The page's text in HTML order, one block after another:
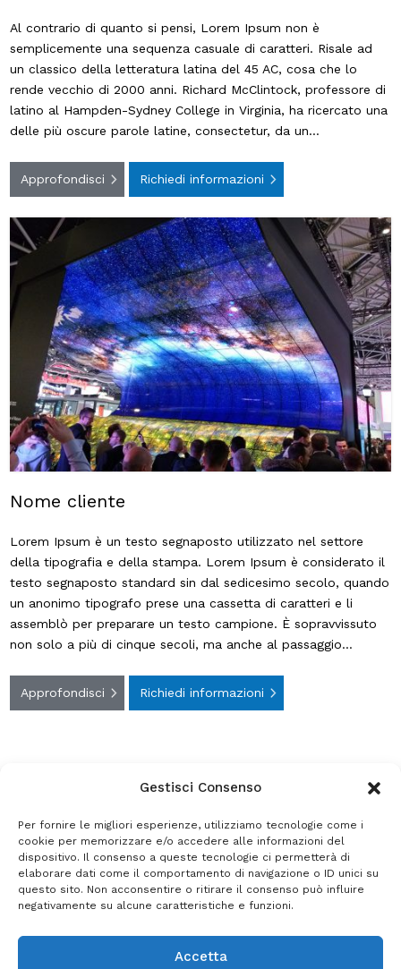
Gestisci Consenso
Per fornire le migliori esperienze, utilizziamo tecnologie come i
cookie per memorizzare e/o accedere alle informazioni del
dispositivo. Il consenso a queste tecnologie ci permetterà di
elaborare dati come il comportamento di navigazione o ID unici su
questo sito. Non acconsentire o ritirare il consenso può influire
negativamente su alcune caratteristiche e funzioni.
Accetta
Al contrario di quanto si pensi, Lorem Ipsum non è
semplicemente una sequenza casuale di caratteri. Risale ad
un classico della letteratura latina del 45 AC, cosa che lo
rende vecchio di 2000 anni. Richard McClintock, professore di
latino al Hampden-Sydney College in Virginia, ha ricercato una
delle più oscure parole latine, consectetur, da un…
Approfondisci Richiedi informazioni
Nome cliente
Lorem Ipsum è un testo segnaposto utilizzato nel settore
della tipografia e della stampa. Lorem Ipsum è considerato il
testo segnaposto standard sin dal sedicesimo secolo, quando
un anonimo tipografo prese una cassetta di caratteri e li
assemblò per preparare un testo campione. È sopravvissuto
non solo a più di cinque secoli, ma anche al passaggio…
Approfondisci Richiedi informazioni
© 2026 GESTO.BIZ
E-mail: gesto@nemes.it- P. IVA 03384060962